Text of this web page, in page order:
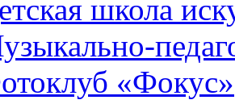
школа
«Фокус»